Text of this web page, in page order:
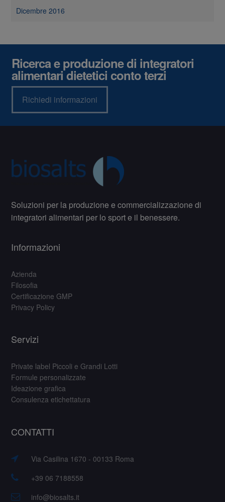
Dicembre 2016
Ricerca e produzione di integratori
alimentari dietetici conto terzi
Richiedi informazioni
Soluzioni per la produzione e commercializzazione di
integratori alimentari per lo sport e il benessere.
Informazioni
Azienda
Filosofia
Certificazione GMP
Privacy Policy
Servizi
Private label Piccoli e Grandi Lotti
Formule personalizzate
Ideazione grafica
Consulenza etichettatura
CONTATTI
Via Casilina 1670 - 00133 Roma
+39 06 7188558
info@biosalts.it